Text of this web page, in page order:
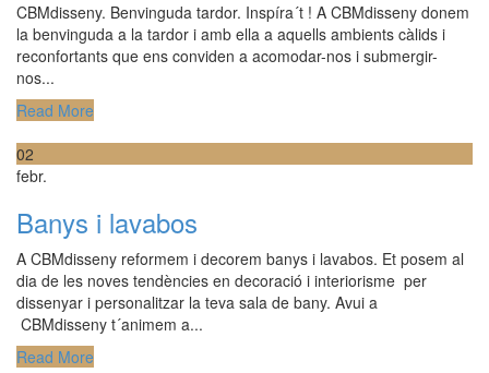
CBMdisseny. Benvinguda tardor. Inspíra´t ! A CBMdisseny donem
la benvinguda a la tardor i amb ella a aquells ambients càlids i
reconfortants que ens conviden a acomodar-nos i submergir-
nos...
Read More
02
febr.
Banys i lavabos
A CBMdisseny reformem i decorem banys i lavabos. Et posem al
dia de les noves tendències en decoració i interiorisme per
dissenyar i personalitzar la teva sala de bany. Avui a
CBMdisseny t´animem a...
Read More